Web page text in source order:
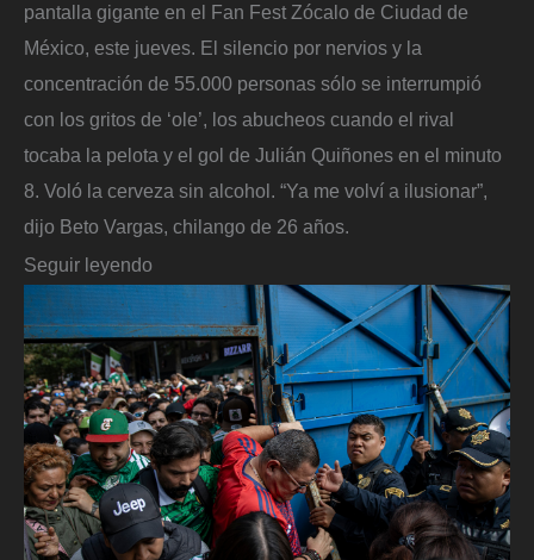
pantalla gigante en el Fan Fest Zócalo de Ciudad de
México, este jueves. El silencio por nervios y la
concentración de 55.000 personas sólo se interrumpió
con los gritos de ‘ole’, los abucheos cuando el rival
tocaba la pelota y el gol de Julián Quiñones en el minuto
8. Voló la cerveza sin alcohol. “Ya me volví a ilusionar”,
dijo Beto Vargas, chilango de 26 años.
Seguir leyendo